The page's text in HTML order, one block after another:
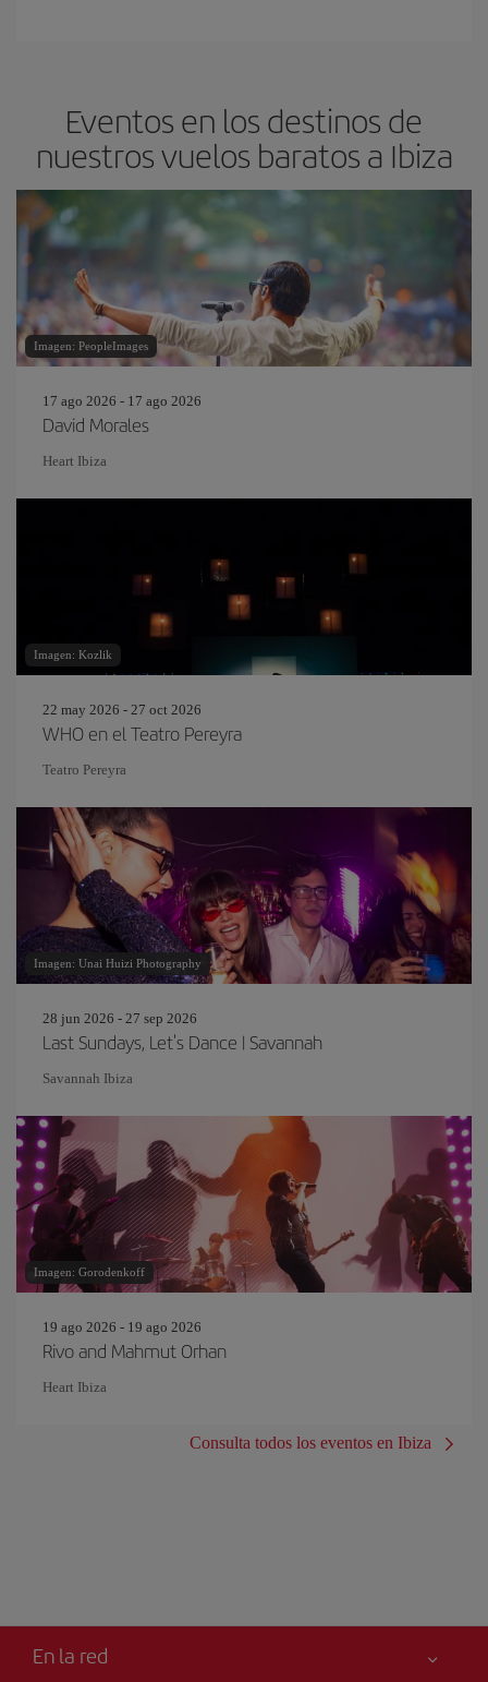
Eventos en los destinos de
nuestros vuelos baratos a Ibiza
Imagen: PeopleImages
17 ago 2026 - 17 ago 2026
David Morales
Heart Ibiza
Imagen: Kozlik
22 may 2026 - 27 oct 2026
WHO en el Teatro Pereyra
Teatro Pereyra
Imagen: Unai Huizi Photography
28 jun 2026 - 27 sep 2026
Last Sundays, Let's Dance | Savannah
Savannah Ibiza
Imagen: Gorodenkoff
19 ago 2026 - 19 ago 2026
Rivo and Mahmut Orhan
Heart Ibiza
Consulta todos los eventos en Ibiza
En la red